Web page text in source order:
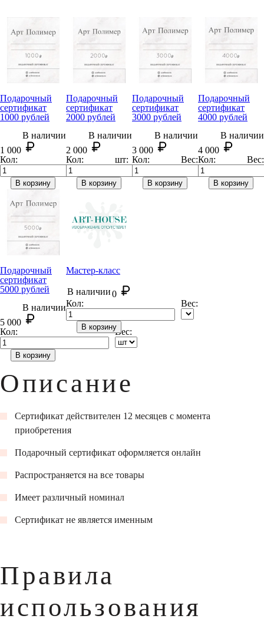
Подарочный
сертификат
1000 рублей
В наличии
1 000
Кол:
шт:
В корзину
Подарочный
сертификат
2000 рублей
В наличии
2 000
Кол:
Вес:
В корзину
Подарочный
сертификат
3000 рублей
В наличии
3 000
Кол:
Вес:
В корзину
Подарочный
сертификат
4000 рублей
В наличии
4 000
Кол:
В корзину
Подарочный
сертификат
5000 рублей
В наличии
5 000
Кол:
Вес:
В корзину
Мастер-класс
В наличии0
Кол:
Вес:
В корзину
Описание
Сертификат действителен 12 месяцев с момента
приобретения
Подарочный сертификат оформляется онлайн
Распространяется на все товары
Имеет различный номинал
Сертификат не является именным
Правила
использования